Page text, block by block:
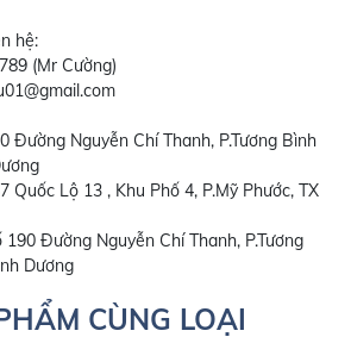
hệ:
(Mr Cường)
Đường Nguyễn Chí Thanh, P.Tương Bình
Quốc Lộ 13 , Khu Phố 4, P.Mỹ Phước, TX
Đường Nguyễn Chí Thanh, P.Tương
Dương
CÙNG LOẠI